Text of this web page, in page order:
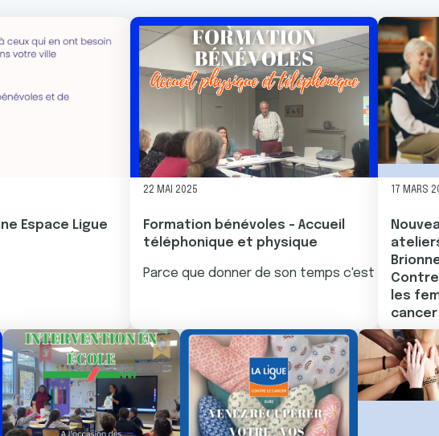
Espace Ligue
22 MAI 2025
Formation bénévoles - Accueil
téléphonique et physique
Parce que donner de son temps c'est bien,
17 MARS
Contre
les
cancer